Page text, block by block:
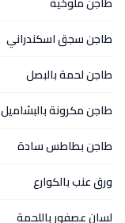
طاجن سجق اسكندراني
طاجن لحمة بالبصل
طاجن مكرونة بالبشاميل
طاجن بطاطس سادة
ورق عنب بالكوارع
لسان عصفور باللحمة